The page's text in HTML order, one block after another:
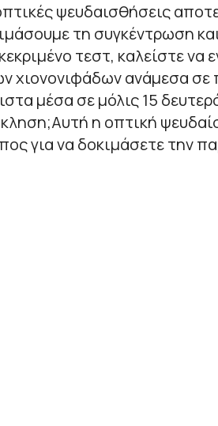
ψευδαισθήσεις
τη συγκέντρωση
τεστ, καλείστε να
χιονονιφάδων ανάμεσα σε
μέσα σε μόλις 15
η οπτική
για να δοκιμάσετε την